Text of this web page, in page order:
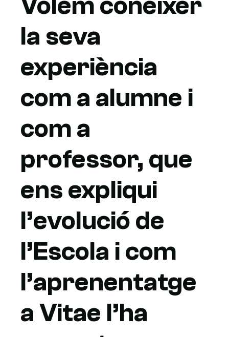
la seva
experiència
com a alumne i
com a
professor, que
ens expliqui
l’evolució de
l’Escola i com
l’aprenentatge
a Vitae l’ha